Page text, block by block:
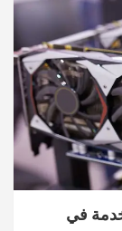
2021 المستخدمة في